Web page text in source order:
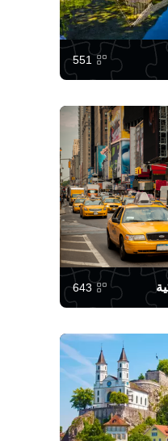
551
643